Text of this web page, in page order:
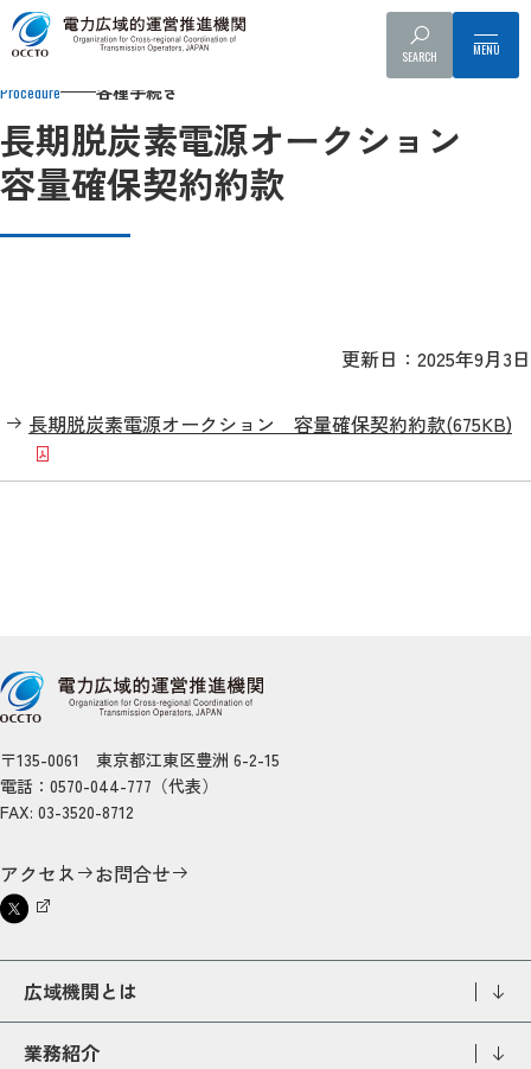
SEARCH
Top 募集要綱、約款
Procedure 各種手続き
長期脱炭素電源オークション
容量確保契約約款
更新日：2025年9月3日
長期脱炭素電源オークション 容量確保契約約款(675KB)
〒135-0061 東京都江東区豊洲 6-2-15
電話：0570-044-777（代表）
FAX: 03-3520-8712
アクセス お問合せ
広域機関とは
業務紹介